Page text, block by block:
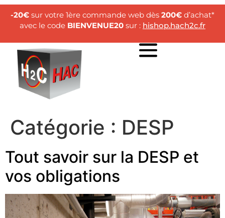
-20€ sur votre 1ère commande web dès 200€ d’achat*
avec le code BIENVENUE20 sur : hishop.hach2c.fr
Catégorie : DESP
Tout savoir sur la DESP et
vos obligations